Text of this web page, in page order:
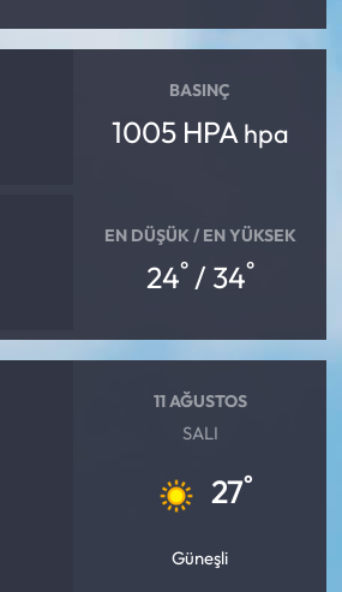
BASINÇ
1005 HPA hpa
EN DÜŞÜK / EN YÜKSEK
24°/ 34°
11 AĞUSTOS
SALI
27°
Güneşli